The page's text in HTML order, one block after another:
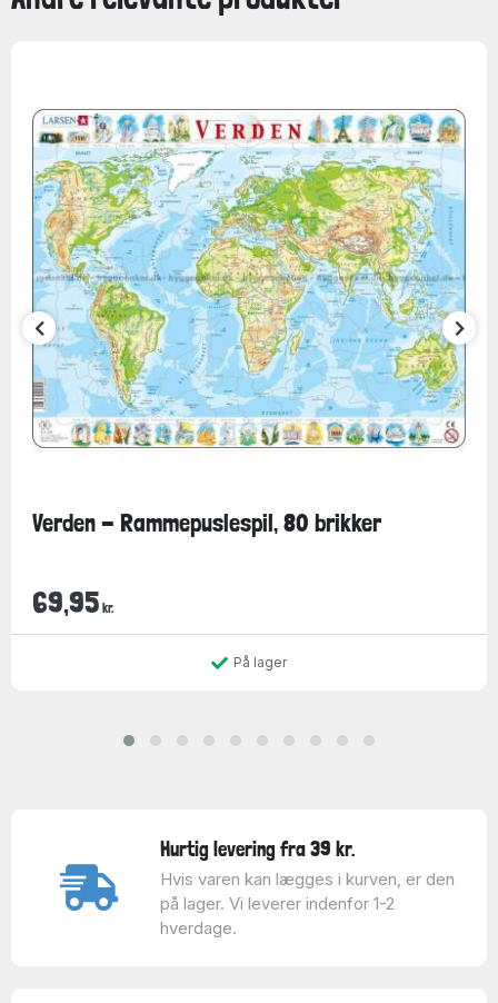
Verden - Rammepuslespil, 80 brikker
69,95 kr.
På lager
Hurtig levering fra 39 kr.
Hvis varen kan lægges i kurven, er den
på lager. Vi leverer indenfor 1-2
hverdage.